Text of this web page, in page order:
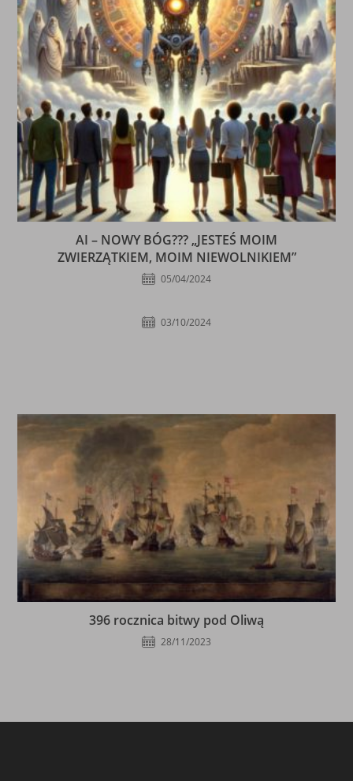
AI – NOWY BÓG??? „JESTEŚ MOIM
ZWIERZĄTKIEM, MOIM NIEWOLNIKIEM”
05/04/2024
03/10/2024
396 rocznica bitwy pod Oliwą
28/11/2023